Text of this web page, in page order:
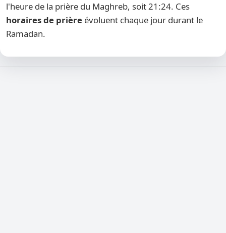
l'heure de la prière du Maghreb, soit 21:24. Ces
horaires de prière évoluent chaque jour durant le
Ramadan.